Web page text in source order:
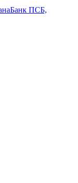
Банк ПСБ,